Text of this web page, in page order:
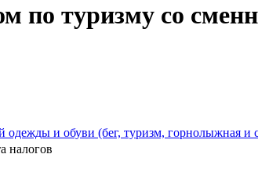
по туризму со
одежды и обуви (бег, туризм, горнолыжная и
налогов